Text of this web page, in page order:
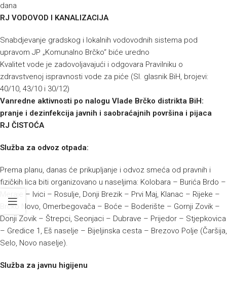
dana
RJ VODOVOD I KANALIZACIJA
Snabdjevanje gradskog i lokalnih vodovodnih sistema pod
upravom JP „Komunalno Brčko“ biće uredno
Kvalitet vode je zadovoljavajući i odgovara Pravilniku o
zdravstvenoj ispravnosti vode za piće (Sl. glasnik BiH, brojevi:
40/10, 43/10 i 30/12)
Vanredne aktivnosti po nalogu Vlade Brčko distrikta BiH:
pranje i dezinfekcija javnih i saobraćajnih površina i pijaca
RJ ČISTOĆA
Služba za odvoz otpada:
Prema planu, danas će prikupljanje i odvoz smeća od pravnih i
fizičkih lica biti organizovano u naseljima: Kolobara – Burića Brdo –
Meraje – Ivici – Rosulje, Donji Brezik – Prvi Maj, Klanac – Rijeke –
Brčko Novo, Omerbegovača – Boće – Boderište – Gornji Zovik –
Donji Zovik – Štrepci, Seonjaci – Dubrave – Prijedor – Stjepkovica
– Gredice 1, Eš naselje – Bijeljinska cesta – Brezovo Polje (Čaršija,
Selo, Novo naselje).
Služba za javnu higijenu